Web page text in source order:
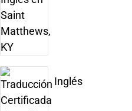
Inglés